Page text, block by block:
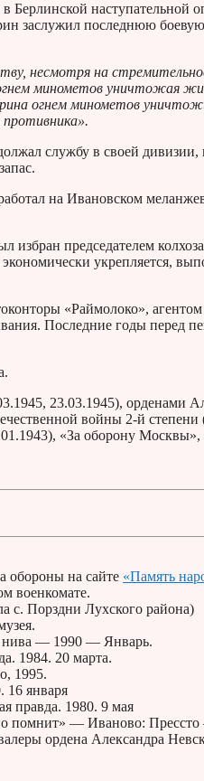
Берлинской наступательной
заслужил последнюю
несмотря на
минометов уничтожая
огнем минометов
противника».
службу в своей
на Ивановском
избран председателем
укрепляется,
«Раймолоко»,
Последние годы перед
23.03.1945), орденами
войны 2-й
«За оборону
на сайте «Память
военкомате.
с. Порздни Лухского района)
нива — 1990 — Январь.
1984. 20 марта.
1995.
16 января
правда. 1980. 9 мая
помнит» — Иваново:
ордена Александра